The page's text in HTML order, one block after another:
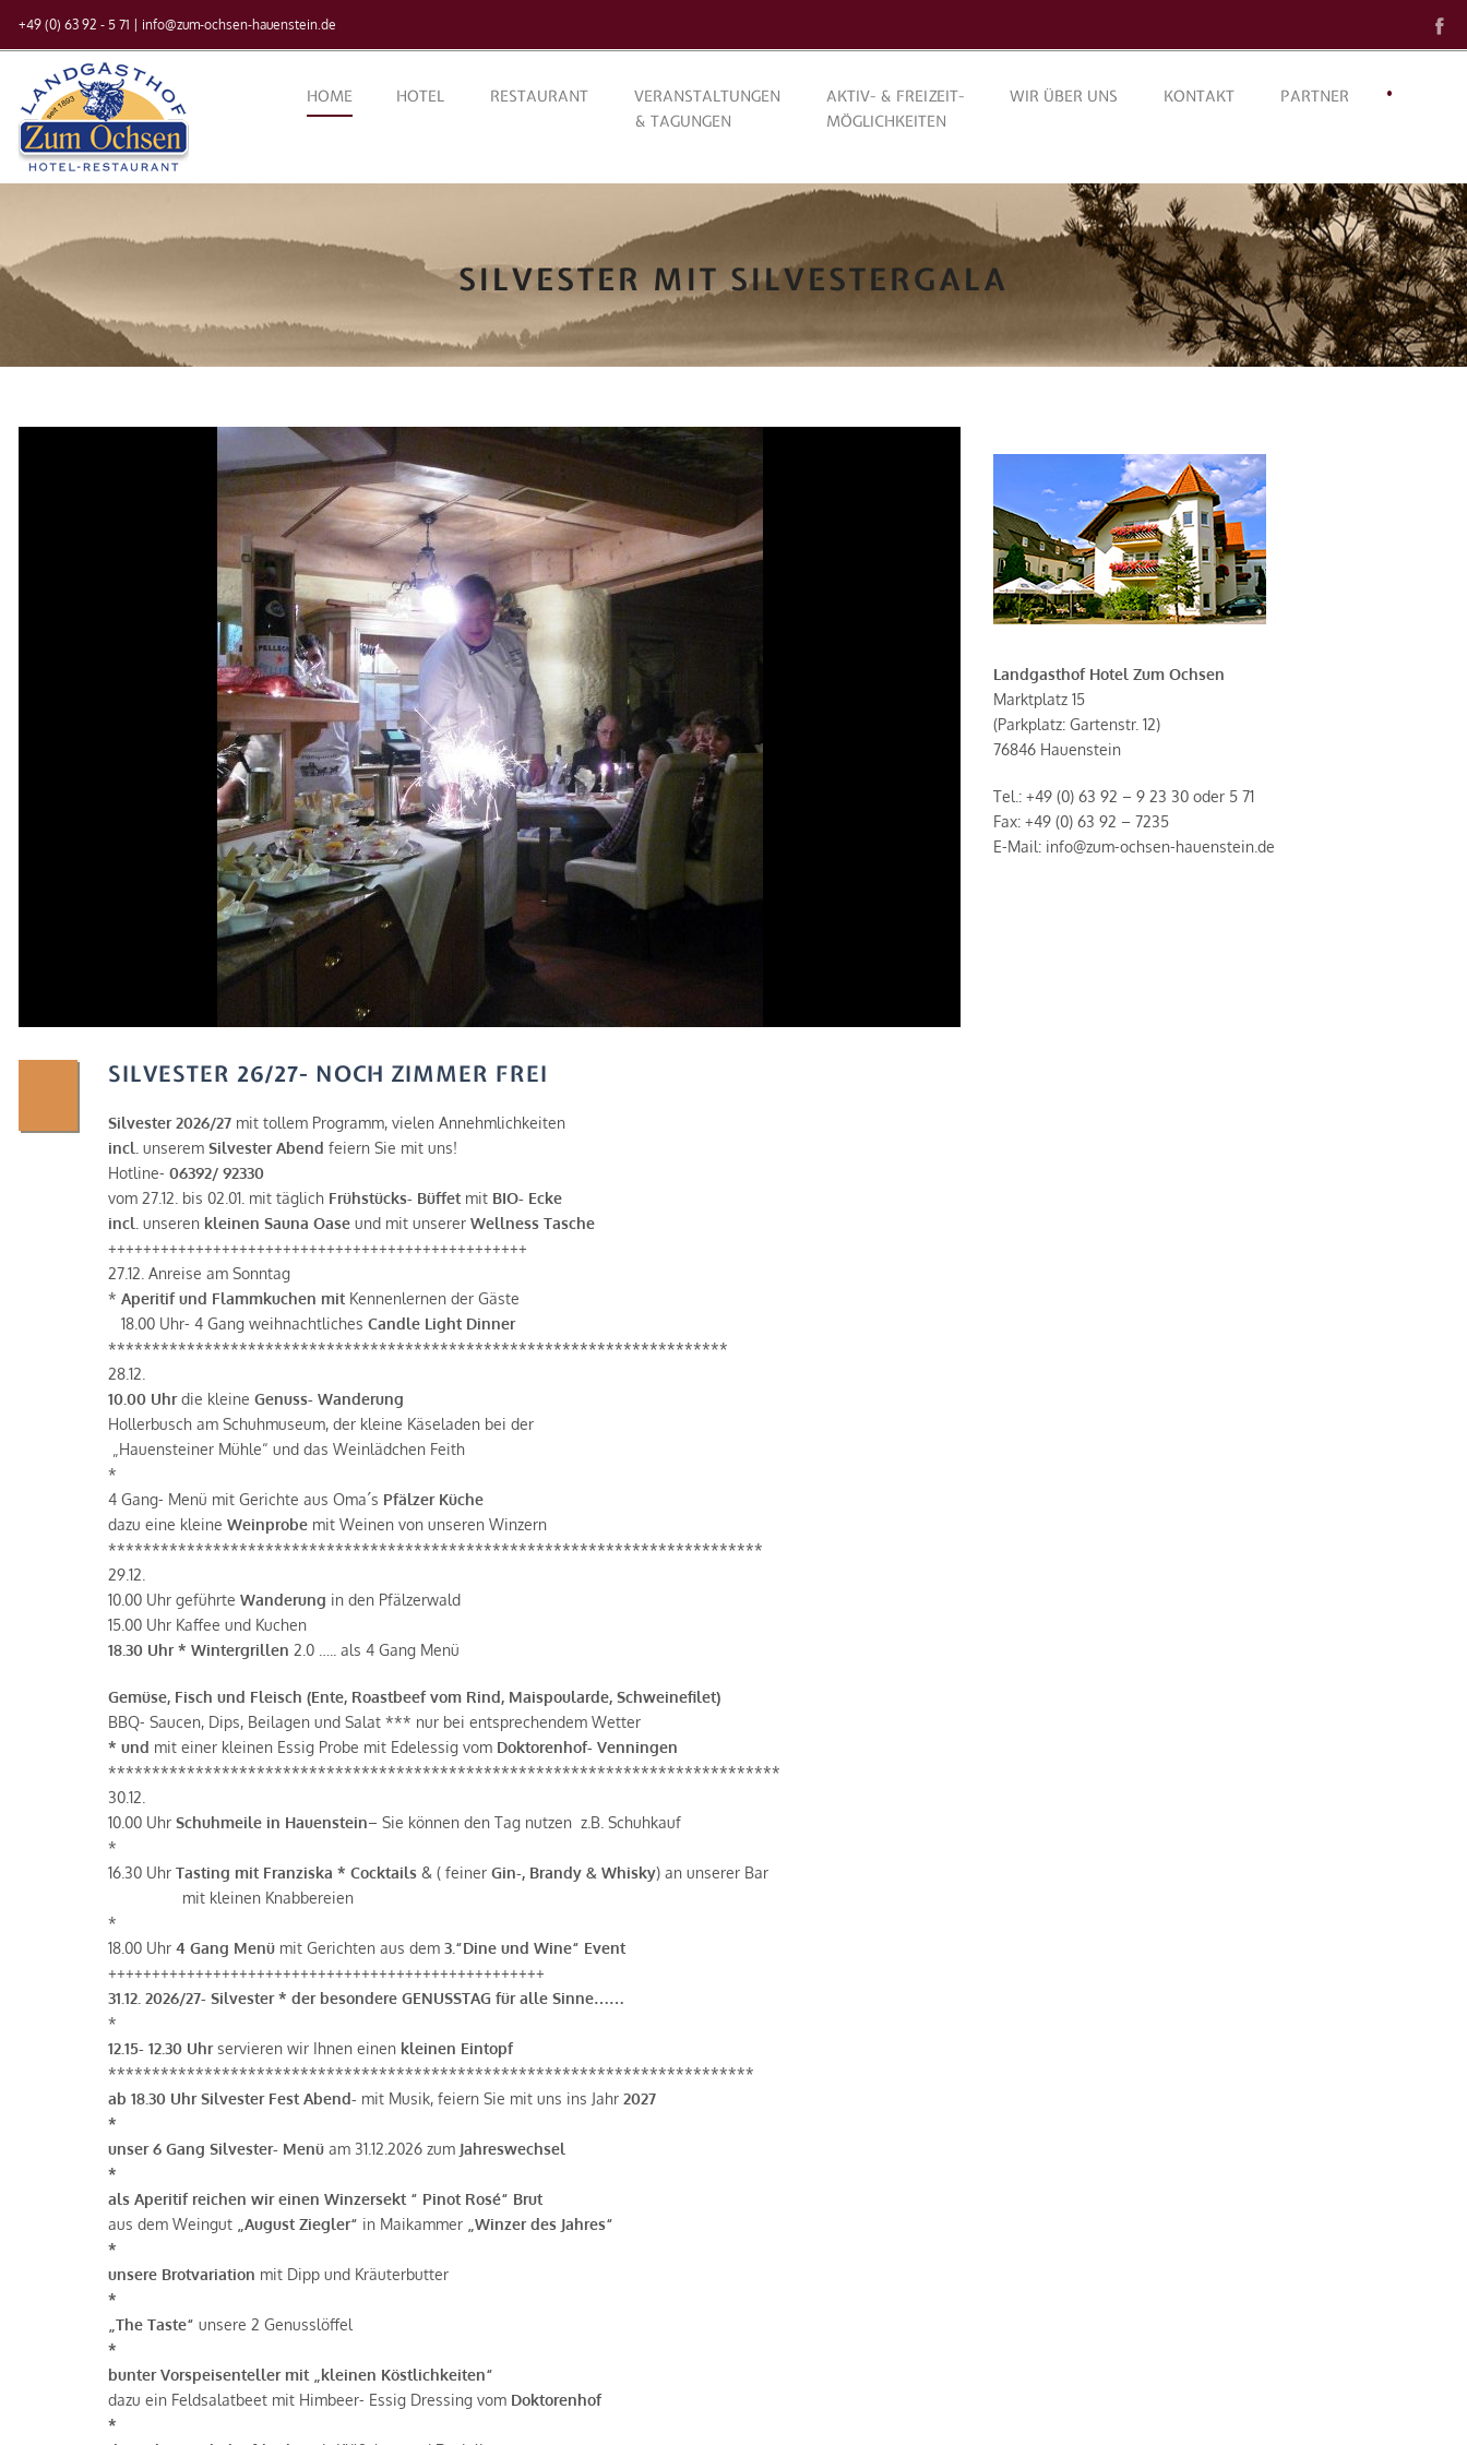
+49 (0) 63 92 - 5 71 info@zum-ochsen-hauenstein.de
HOME HOTEL RESTAURANT
VERANSTALTUNGEN
& TAGUNGEN
AKTIV- & FREIZEIT-
MÖGLICHKEITEN
WIR ÜBER UNS KONTAKT PARTNER •
SILVESTER MIT SILVESTERGALA
SILVESTER 26/27- NOCH ZIMMER FREI
Silvester 2026/27 mit tollem Programm, vielen Annehmlichkeiten
incl. unserem Silvester Abend feiern Sie mit uns!
Hotline- 06392/ 92330
vom 27.12. bis 02.01. mit täglich Frühstücks- Büffet mit BIO- Ecke
incl. unseren kleinen Sauna Oase und mit unserer Wellness Tasche
++++++++++++++++++++++++++++++++++++++++++++++++
27.12. Anreise am Sonntag
* Aperitif und Flammkuchen mit Kennenlernen der Gäste
18.00 Uhr- 4 Gang weihnachtliches Candle Light Dinner
***********************************************************************
28.12.
10.00 Uhrdie kleine Genuss- Wanderung
Hollerbusch am Schuhmuseum, der kleine Käseladen bei der
„Hauensteiner Mühle“ und das Weinlädchen Feith
*
4 Gang- Menü mit Gerichte aus Oma´s Pfälzer Küche
dazu eine kleine Weinprobe mit Weinen von unseren Winzern
***************************************************************************
29.12.
10.00 Uhr geführte Wanderung in den Pfälzerwald
15.00 Uhr Kaffee und Kuchen
18.30 Uhr * Wintergrillen 2.0 ….. als 4 Gang Menü
Gemüse, Fisch und Fleisch (Ente, Roastbeef vom Rind, Maispoularde, Schweinefilet)
BBQ- Saucen, Dips, Beilagen und Salat *** nur bei entsprechendem Wetter
* und mit einer kleinen Essig Probe mit Edelessig vom Doktorenhof- Venningen
*****************************************************************************
30.12.
10.00 Uhr Schuhmeile in Hauenstein– Sie können den Tag nutzen z.B. Schuhkauf
*
16.30 Uhr Tasting mit Franziska * Cocktails & ( feiner Gin-, Brandy & Whisky) an unserer Bar
mit kleinen Knabbereien
*
18.00 Uhr 4 Gang Menü mit Gerichten aus dem 3.“Dine und Wine“ Event
++++++++++++++++++++++++++++++++++++++++++++++++++
31.12. 2026/27- Silvester * der besondere GENUSSTAG für alle Sinne……
*
12.15- 12.30 Uhrservieren wir Ihnen einen kleinen Eintopf
**************************************************************************
ab 18.30 Uhr Silvester Fest Abend- mit Musik, feiern Sie mit uns ins Jahr 2027
*
unser 6 Gang Silvester- Menü am 31.12.2026 zum Jahreswechsel
*
als Aperitif reichen wir einen Winzersekt “ Pinot Rosé“ Brut
aus dem Weingut
„August Ziegler“ in Maikammer „Winzer des Jahres“
*
unsere Brotvariation mit Dipp und Kräuterbutter
*
„The Taste“ unsere 2 Genusslöffel
*
bunter Vorspeisenteller mit „kleinen Köstlichkeiten“
dazu ein Feldsalatbeet mit Himbeer- Essig Dressing vom Doktorenhof
*
Landgasthof Hotel Zum Ochsen
Marktplatz 15
(Parkplatz: Gartenstr. 12)
76846 Hauenstein
Tel.: +49 (0) 63 92 – 9 23 30 oder 5 71
Fax: +49 (0) 63 92 – 7235
E-Mail: info@zum-ochsen-hauenstein.de